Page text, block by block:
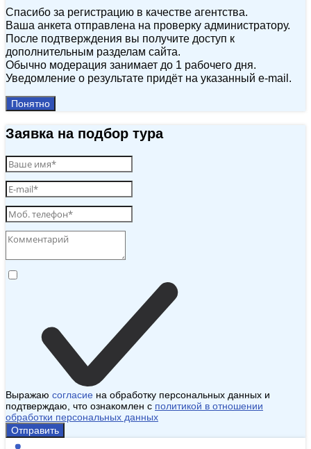
Спасибо за регистрацию в качестве агентства.
Ваша анкета отправлена на проверку администратору.
После подтверждения вы получите доступ к
дополнительным разделам сайта.
Обычно модерация занимает до 1 рабочего дня.
Уведомление о результате придёт на указанный e‑mail.
Понятно
Заявка на подбор тура
Выражаю согласие на обработку персональных данных и
подтверждаю, что ознакомлен с политикой в отношении
обработки персональных данных
Отправить